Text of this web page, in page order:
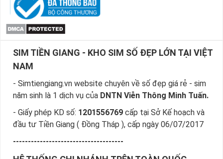
SIM TIỀN GIANG - KHO SIM SỐ ĐẸP LỚN TẠI VIỆT
NAM
- Simtiengiang.vn website chuyên về số đẹp giá rẻ - sim
năm sinh là 1 dịch vụ của DNTN Viễn Thông Minh Tuấn.
- Giấy phép KD số: 1201556769 cấp tại Sở Kế hoạch và
đầu tư Tiền Giang ( Đồng Tháp ), cấp ngày 06/07/2017
-------------------------------------